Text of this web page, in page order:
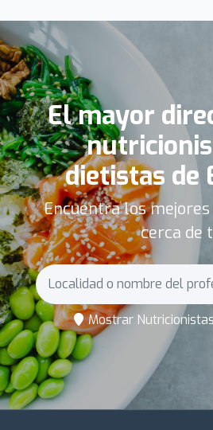
El mayor
dietistas de
Encuentra los
cerca de
Mostrar